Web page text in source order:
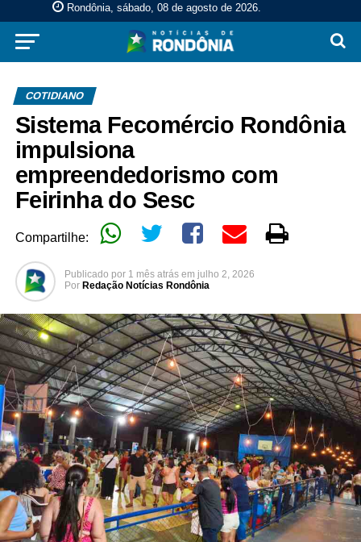
Rondônia, sábado, 08 de agosto de 2026.
COTIDIANO
Sistema Fecomércio Rondônia
impulsiona
empreendedorismo com
Feirinha do Sesc
Compartilhe:
Publicado por 1 mês atrás em julho 2, 2026
Por Redação Notícias Rondônia